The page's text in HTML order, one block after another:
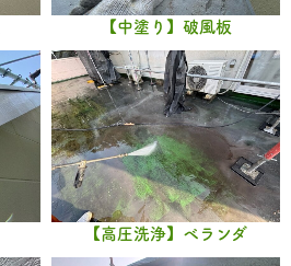
【中塗り】破風板
【高圧洗浄】ベランダ